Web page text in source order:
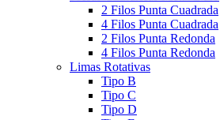
2 Filos Punta Cuadrada
4 Filos Punta Cuadrada
2 Filos Punta Redonda
4 Filos Punta Redonda
Limas Rotativas
Tipo B
Tipo C
Tipo D